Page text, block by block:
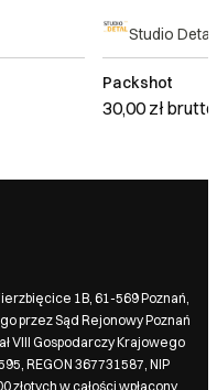
Studio Detal
Packshot
30,00 zł brutto
1B, 61-569 Poznań,
przez Sąd Rejonowy Poznań
VIII Gospodarczy Krajowego
REGON 367731587, NIP
złotych w całości wpłacony.